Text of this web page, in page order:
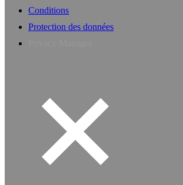
Conditions
Protection des données